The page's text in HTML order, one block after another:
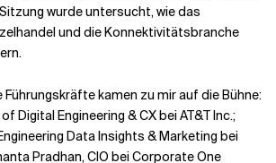
wurde untersucht, wie das
und die Konnektivitätsbranche
Führungskräfte kamen zu mir auf die Bühne:
Digital Engineering & CX bei AT&T Inc.;
Data Insights & Marketing bei
Pradhan, CIO bei Corporate One